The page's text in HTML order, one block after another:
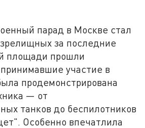
парад в Москве стал
за последние
площади прошли
участие в
продемонстрирована
— от
танков до беспилотников
Особенно впечатлила